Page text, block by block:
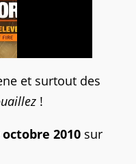
et surtout des
!
octobre 2010 sur